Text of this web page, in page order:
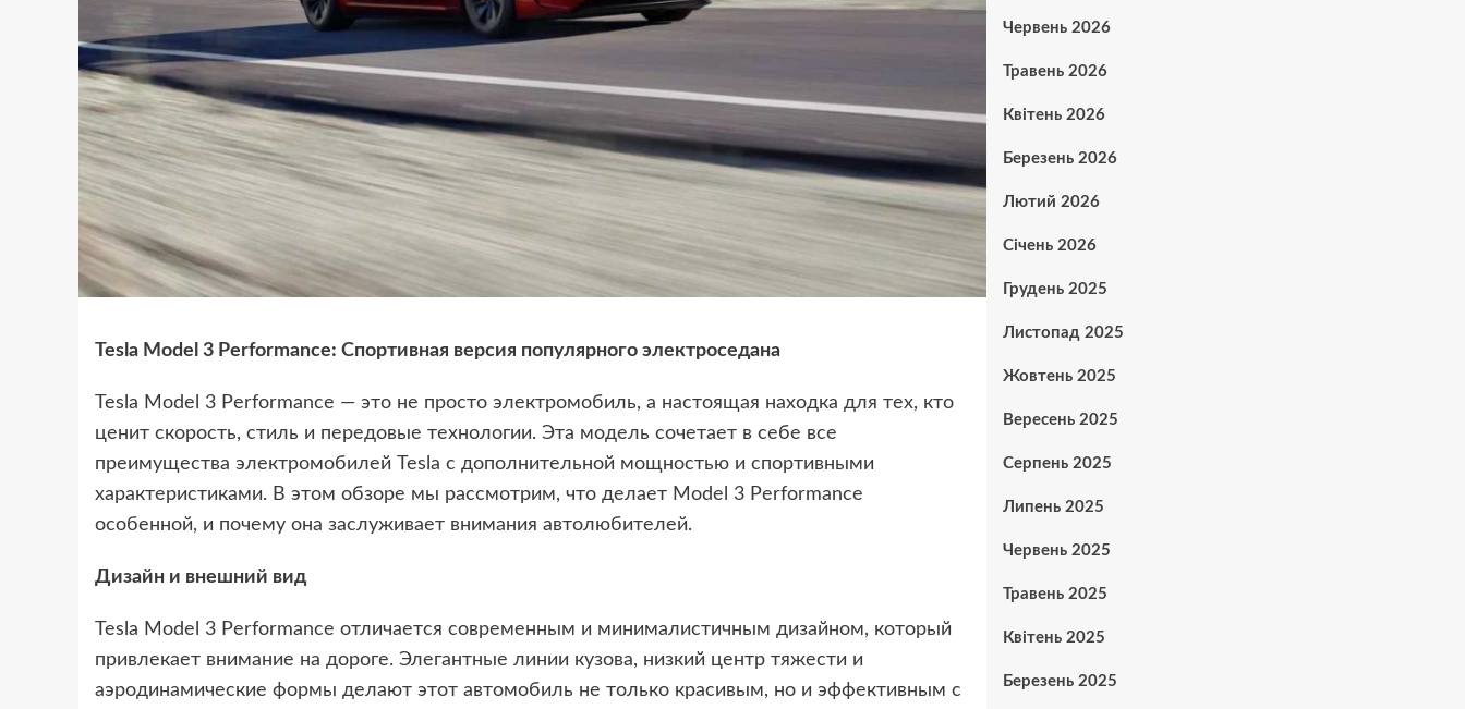
Tesla Model 3 Performance: Спортивная версия популярного электроседана
Tesla Model 3 Performance — это не просто электромобиль, а настоящая находка для тех, кто
ценит скорость, стиль и передовые технологии. Эта модель сочетает в себе все
преимущества электромобилей Tesla с дополнительной мощностью и спортивными
характеристиками. В этом обзоре мы рассмотрим, что делает Model 3 Performance
особенной, и почему она заслуживает внимания автолюбителей.
Дизайн и внешний вид
Tesla Model 3 Performance отличается современным и минималистичным дизайном, который
привлекает внимание на дороге. Элегантные линии кузова, низкий центр тяжести и
аэродинамические формы делают этот автомобиль не только красивым, но и эффективным с
Червень 2026
Травень 2026
Квітень 2026
Березень 2026
Лютий 2026
Січень 2026
Грудень 2025
Листопад 2025
Жовтень 2025
Вересень 2025
Серпень 2025
Липень 2025
Червень 2025
Травень 2025
Квітень 2025
Березень 2025